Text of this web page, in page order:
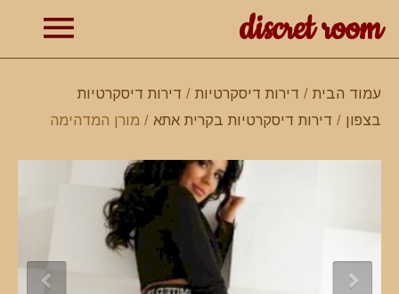
discret room
עמוד הבית / דירות דיסקרטיות / דירות דיסקרטיות
בצפון / דירות דיסקרטיות בקרית אתא / מורן המדהימה